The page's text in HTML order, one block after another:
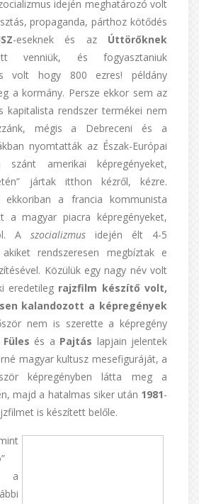
idején meghatározó volt
propaganda, párthoz kötődés
-eseknek és az Úttörőknek
venniük, és fogyasztaniuk
volt hogy 800 ezres! példány
a kormány. Persze ekkor sem az
kapitalista rendszer termékei nem
mégis a Debreceni és a
nyomtatták az Észak-Európai
szánt amerikai képregényeket,
jártak itthon kézről, kézre.
ekkoriban a francia kommunista
a magyar piacra képregényeket,
A szocializmus idején élt 4-5
rendszeresen megbíztak e
Közülük egy nagy név volt
eredetileg rajzfilm készítő volt,
kalandozott a képregények
nem is szerette a képregény
Füles és a Pajtás lapjain jelentek
magyar kultusz mesefiguráját, a
képregényben látta meg a
majd a hatalmas siker után 1981-
is készített belőle.
a